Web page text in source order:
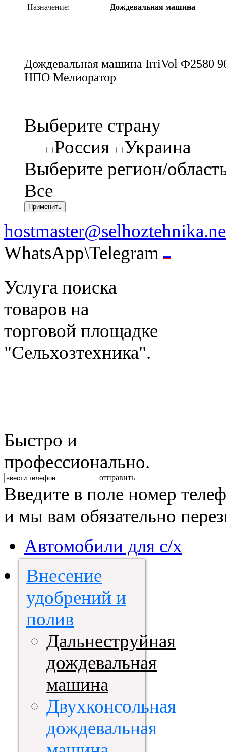
Назначение:
Дождевальная машина
Дождевальная машина IrriVol Ф2580
НПО Мелиоратор
Выберите страну
Россия
Украина
Выберите регион/
Все
WhatsApp\Telegram
Услуга поиска
товаров на
торговой площадке
"Сельхозтехника".
Быстро и
профессионально.
отправить
Введите в поле номер
и мы вам обязательно
Автомобили для с/х
Внесение
удобрений и
полив
Дальнеструйная
дождевальная
машина
Двухконсольная
дождевальная